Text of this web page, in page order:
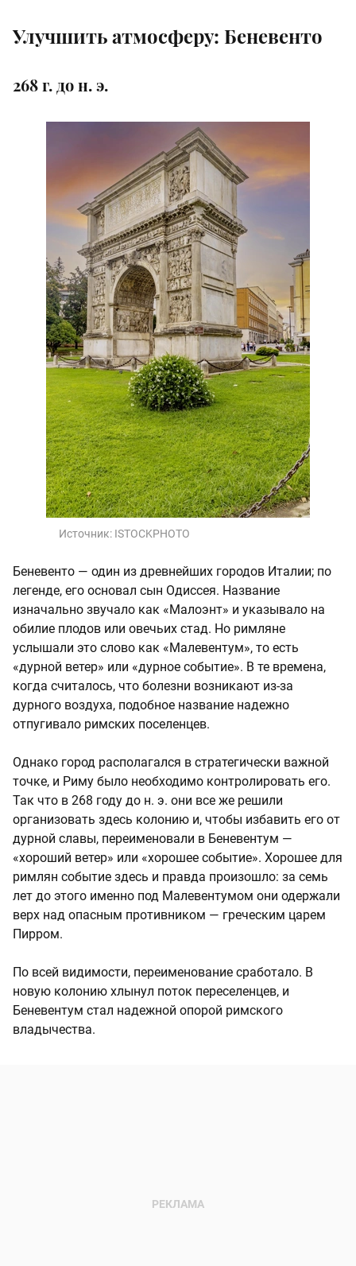
Улучшить атмосферу: Беневенто
268 г. до н. э.
Источник: ISTOCKPHOTO
Беневенто — один из древнейших городов Италии; по
легенде, его основал сын Одиссея. Название
изначально звучало как «Малоэнт» и указывало на
обилие плодов или овечьих стад. Но римляне
услышали это слово как «Малевентум», то есть
«дурной ветер» или «дурное событие». В те времена,
когда считалось, что болезни возникают из-за
дурного воздуха, подобное название надежно
отпугивало римских поселенцев.
Однако город располагался в стратегически важной
точке, и Риму было необходимо контролировать его.
Так что в 268 году до н. э. они все же решили
организовать здесь колонию и, чтобы избавить его от
дурной славы, переименовали в Беневентум —
«хороший ветер» или «хорошее событие». Хорошее для
римлян событие здесь и правда произошло: за семь
лет до этого именно под Малевентумом они одержали
верх над опасным противником — греческим царем
Пирром.
По всей видимости, переименование сработало. В
новую колонию хлынул поток переселенцев, и
Беневентум стал надежной опорой римского
владычества.